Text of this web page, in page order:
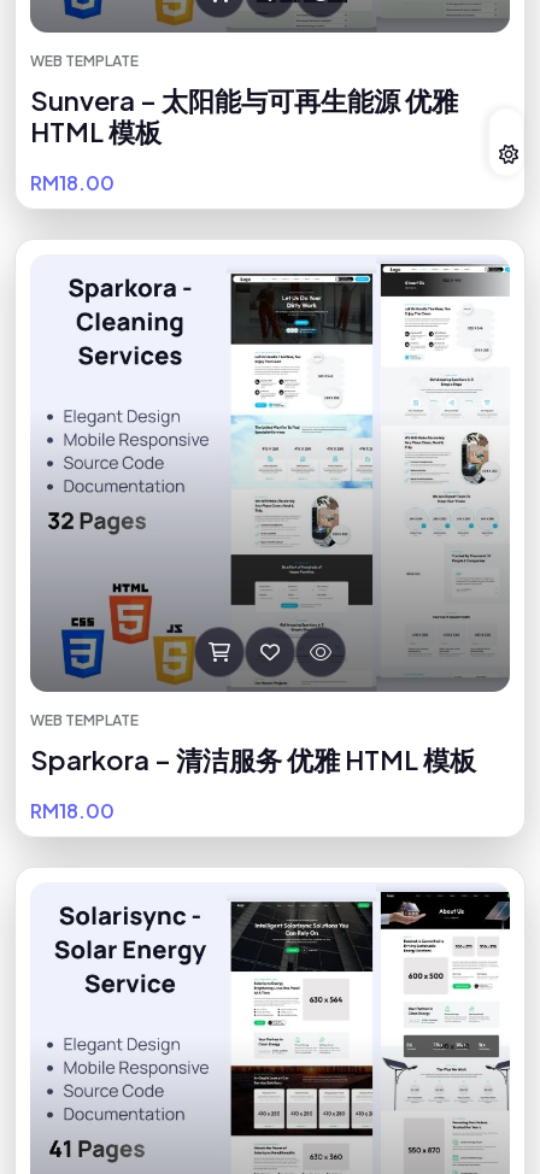
WEB TEMPLATE
Sunvera – 太阳能与可再生能源 优雅
HTML 模板
RM18.00
WEB TEMPLATE
Sparkora – 清洁服务 优雅 HTML 模板
RM18.00